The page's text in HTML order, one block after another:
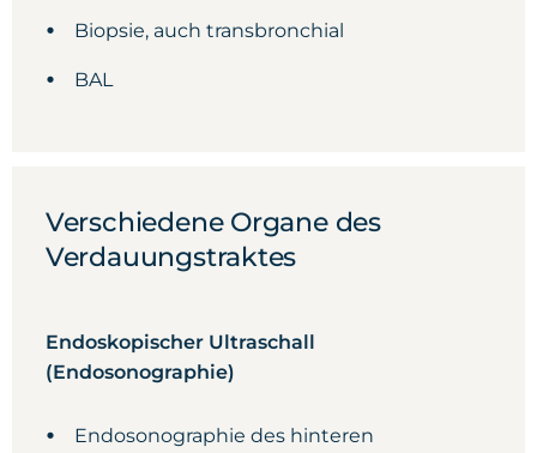
Biopsie, auch transbronchial
BAL
Verschiedene Organe des
Verdauungstraktes
Endoskopischer Ultraschall
(Endosonographie)
Endosonographie des hinteren